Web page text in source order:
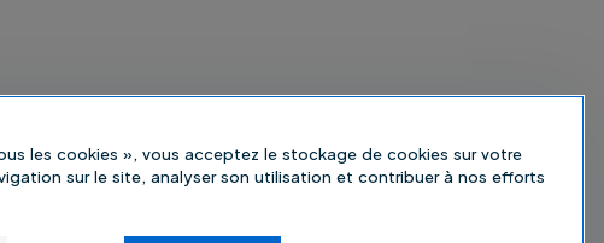
les cookies », vous acceptez le stockage de cookies sur votre
sur le site, analyser son utilisation et contribuer à nos efforts